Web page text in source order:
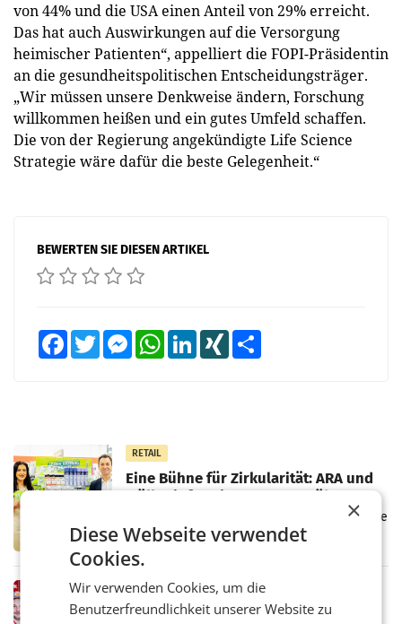
von 44% und die USA einen Anteil von 29% erreicht.
Das hat auch Auswirkungen auf die Versorgung
heimischer Patienten“, appelliert die FOPI-Präsidentin
an die gesundheitspolitischen Entscheidungsträger.
„Wir müssen unsere Denkweise ändern, Forschung
willkommen heißen und ein gutes Umfeld schaffen.
Die von der Regierung angekündigte Life Science
Strategie wäre dafür die beste Gelegenheit.“
BEWERTEN SIE DIESEN ARTIKEL
FacebookTwitter MessengerWhatsAppLinkedInXING
RETAIL
Eine Bühne für Zirkularität: ARA und
Müller informieren am POS über
Über den gesamten August hinweg rücken die
Altstoff Recycling Austria AG (ARA) und der
„Kreislauf-Helden“ in allen österreichischen
Müller-Filialen
RETAIL
Penny modernisiert zwei Filialen in
×
Diese Webseite verwendet
Cookies.
Wir verwenden Cookies, um die
Benutzerfreundlichkeit unserer Website zu